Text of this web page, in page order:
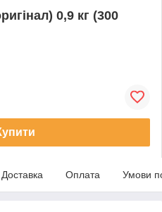
0,9 кг (300
Доставка Оплата Умови